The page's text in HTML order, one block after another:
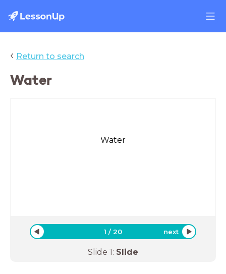
‹ Return to search
Water
Water
1 /20 next
Slide 1: Slide